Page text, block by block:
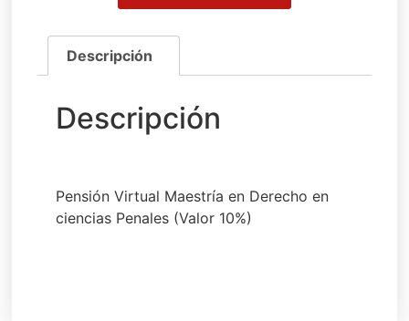
Pensión Virtual Maestría en Derecho en
ciencias Penales (Valor 10%)